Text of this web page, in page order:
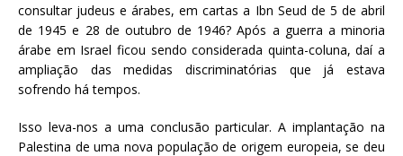
consultar judeus e árabes, em cartas a Ibn Seud de 5 de abril
de 1945 e 28 de outubro de 1946? Após a guerra a minoria
árabe em Israel ficou sendo considerada quinta-coluna, daí a
ampliação das medidas discriminatórias que já estava
sofrendo há tempos.
Isso leva-nos a uma conclusão particular. A implantação na
Palestina de uma nova população de origem europeia, se deu